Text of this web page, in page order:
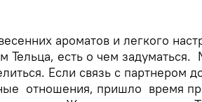
ароматов и легкого
есть о чем задуматься.
Если связь с партнером
отношения, пришло время